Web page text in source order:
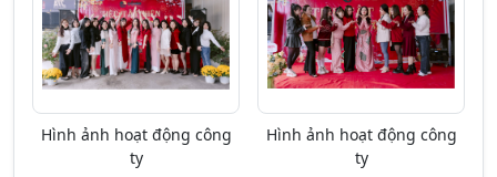
Hình ảnh hoạt động công
ty
Hình ảnh hoạt động công
ty